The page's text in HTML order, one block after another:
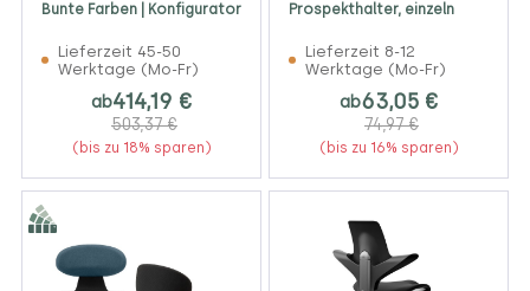
Bunte Farben | Konfigurator
Lieferzeit 45-50
Werktage (Mo-Fr)
ab414,19 €
503,37 €
(bis zu 18% sparen)
Prospekthalter, einzeln
Lieferzeit 8-12
Werktage (Mo-Fr)
ab63,05 €
74,97 €
(bis zu 16% sparen)